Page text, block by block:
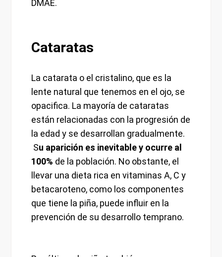
DMAE.
Cataratas
La catarata o el cristalino, que es la
lente natural que tenemos en el ojo, se
opacifica. La mayoría de cataratas
están relacionadas con la progresión de
la edad y se desarrollan gradualmente.
Su aparición es inevitable y ocurre al
100% de la población. No obstante, el
llevar una dieta rica en vitaminas A, C y
betacaroteno, como los componentes
que tiene la piña, puede influir en la
prevención de su desarrollo temprano.